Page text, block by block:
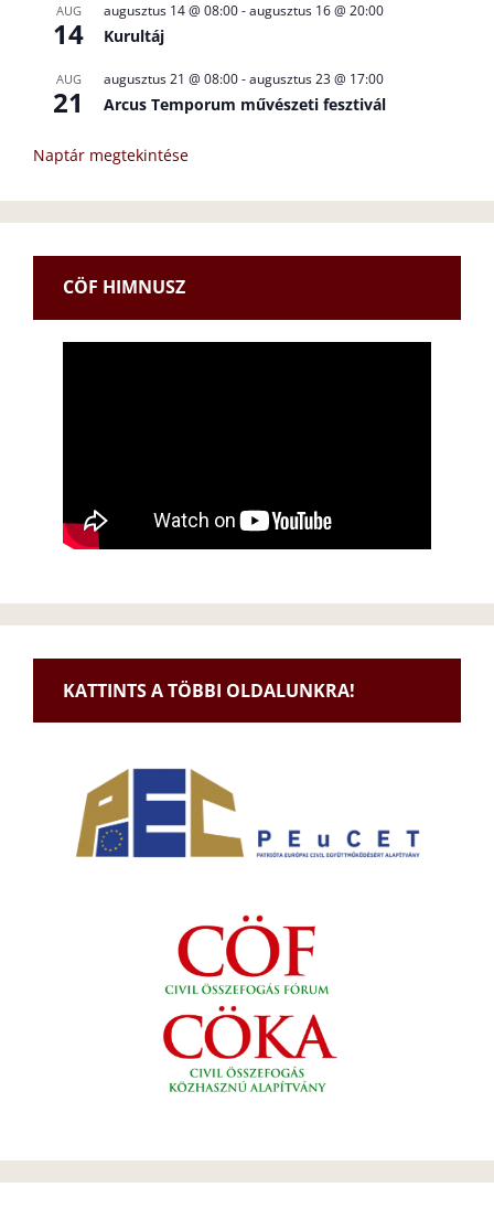
AUG
14
augusztus 14 @ 08:00-augusztus 16 @ 20:00
Kurultáj
AUG
21
augusztus 21 @ 08:00-augusztus 23 @ 17:00
Arcus Temporum művészeti fesztivál
Naptár megtekintése
CÖF HIMNUSZ
KATTINTS A TÖBBI OLDALUNKRA!